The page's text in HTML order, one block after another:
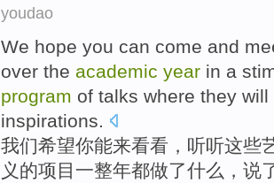
youdao
We hope you can come and
over the academic year in a
program of talks where they will
inspirations.
我们希望你能来看看 ， 听听这些
义 的项目 一整年都做了什么， 说